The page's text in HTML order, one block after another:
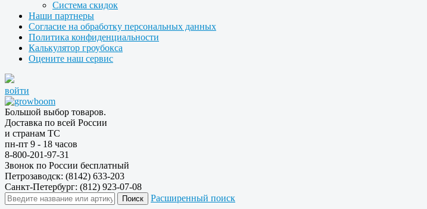
Система скидок
Наши партнеры
Согласие на обработку персональных данных
Политика конфиденциальности
Калькулятор гроубокса
Оцените наш сервис
войти
Большой выбор товаров.
Доставка по всей России
и странам ТС
пн-пт 9 - 18 часов
8-800-201-97-31
Звонок по России бесплатный
Петрозаводск: (8142) 633-203
Санкт-Петербург: (812) 923-07-08
Расширенный поиск